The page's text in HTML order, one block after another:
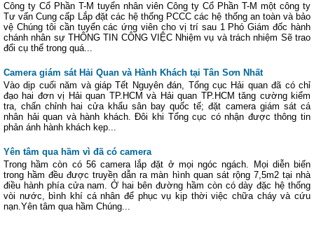
Công ty Cổ Phần T-M tuyển nhân viên Công ty Cổ Phần T-M một công ty
Tư vấn Cung cấp Lắp đặt các hệ thống PCCC các hệ thống an toàn và bảo
vệ Chúng tôi cần tuyển các ứng viên cho vị trí sau 1 Phó Giám đốc hành
chánh nhân sự THÔNG TIN CÔNG VIỆC Nhiệm vụ và trách nhiệm Sẽ trao
đổi cụ thể trong quá...
Camera giám sát Hải Quan và Hành Khách tại Tân Sơn Nhất
Vào dịp cuối năm và giáp Tết Nguyên đán, Tổng cục Hải quan đã có chỉ
đạo hai đơn vị Hải quan TP.HCM và Hải quan TP.HCM tăng cường kiểm
tra, chấn chỉnh hai cửa khẩu sân bay quốc tế; đặt camera giám sát cá
nhân hải quan và hành khách. Đôi khi Tổng cục có nhận được thông tin
phản ánh hành khách kẹp...
Yên tâm qua hầm vì đã có camera
Trong hầm còn có 56 camera lắp đặt ở mọi ngóc ngách. Mọi diễn biến
trong hầm đều được truyền dẫn ra màn hình quan sát rộng 7,5m2 tại nhà
điều hành phía cửa nam. Ở hai bên đường hầm còn có dày đặc hệ thống
vòi nước, bình khí cá nhân để phục vụ kịp thời việc chữa cháy và cứu
nạn.Yên tâm qua hầm Chúng...